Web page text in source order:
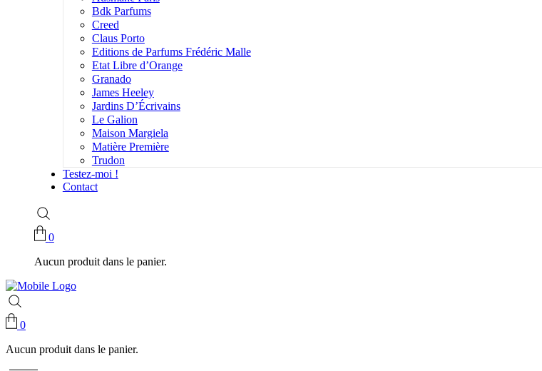
Bdk Parfums
Creed
Claus Porto
Editions de Parfums Frédéric Malle
Etat Libre d’Orange
Granado
James Heeley
Jardins D’Écrivains
Le Galion
Maison Margiela
Matière Première
Trudon
Testez-moi !
Contact
0
Aucun produit dans le panier.
0
Aucun produit dans le panier.